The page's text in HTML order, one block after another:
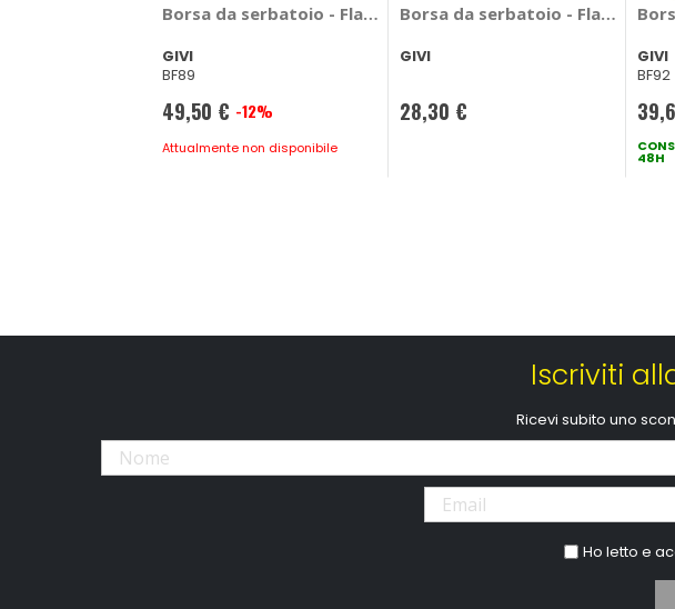
Borsa da serbatoio - Flangia CFmoto MT 450 2024> - GIVI
GIVI
BF89
Prezzo
speciale
49,50 € -12%
Attualmente non disponibile
Borsa da serbatoio - Flangia
GIVI
28,30 €
GIVI
BF92
Prezzo
48H
Iscriviti
Ricevi subito uno
Ho letto e